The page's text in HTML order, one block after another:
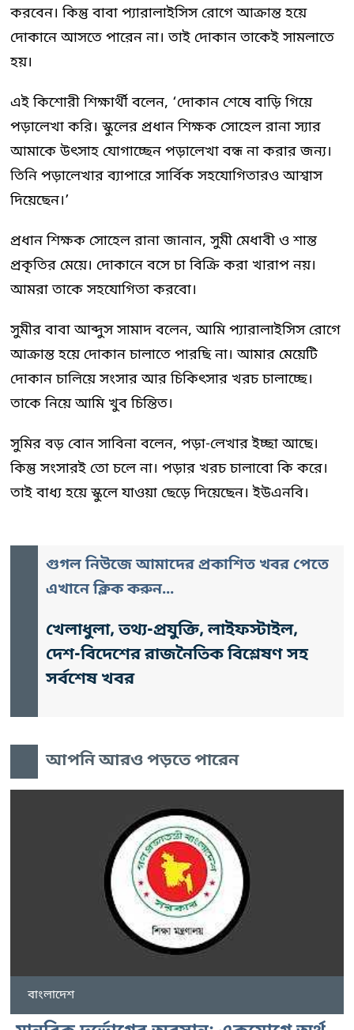
করবেন। কিন্তু বাবা প্যারালাইসিস রোগে আক্রান্ত হয়ে
দোকানে আসতে পারেন না। তাই দোকান তাকেই সামলাতে
হয়।
এই কিশোরী শিক্ষার্থী বলেন, ‘দোকান শেষে বাড়ি গিয়ে
পড়ালেখা করি। স্কুলের প্রধান শিক্ষক সোহেল রানা স্যার
আমাকে উৎসাহ যোগাচ্ছেন পড়ালেখা বন্ধ না করার জন্য।
তিনি পড়ালেখার ব্যাপারে সার্বিক সহযোগিতারও আশ্বাস
দিয়েছেন।’
প্রধান শিক্ষক সোহেল রানা জানান, সুমী মেধাবী ও শান্ত
প্রকৃতির মেয়ে। দোকানে বসে চা বিক্রি করা খারাপ নয়।
আমরা তাকে সহযোগিতা করবো।
সুমীর বাবা আব্দুস সামাদ বলেন, আমি প্যারালাইসিস রোগে
আক্রান্ত হয়ে দোকান চালাতে পারছি না। আমার মেয়েটি
দোকান চালিয়ে সংসার আর চিকিৎসার খরচ চালাচ্ছে।
তাকে নিয়ে আমি খুব চিন্তিত।
সুমির বড় বোন সাবিনা বলেন, পড়া-লেখার ইচ্ছা আছে।
কিন্তু সংসারই তো চলে না। পড়ার খরচ চালাবো কি করে।
তাই বাধ্য হয়ে স্কুলে যাওয়া ছেড়ে দিয়েছেন। ইউএনবি।
গুগল নিউজে আমাদের প্রকাশিত খবর পেতে
এখানে ক্লিক করুন...
খেলাধুলা, তথ্য-প্রযুক্তি, লাইফস্টাইল,
দেশ-বিদেশের রাজনৈতিক বিশ্লেষণ সহ
সর্বশেষ খবর
আপনি আরও পড়তে পারেন
বাংলাদেশ